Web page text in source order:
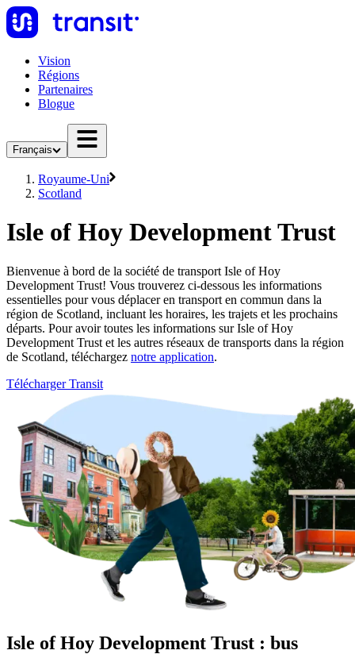
Vision
Régions
Partenaires
Blogue
Français
Royaume-Uni
Scotland
Isle of Hoy Development Trust
Bienvenue à bord de la société de transport Isle of Hoy
Development Trust! Vous trouverez ci-dessous les informations
essentielles pour vous déplacer en transport en commun dans la
région de Scotland, incluant les horaires, les trajets et les prochains
départs. Pour avoir toutes les informations sur Isle of Hoy
Development Trust et les autres réseaux de transports dans la région
de Scotland, téléchargez notre application.
Télécharger Transit
Isle of Hoy Development Trust : bus